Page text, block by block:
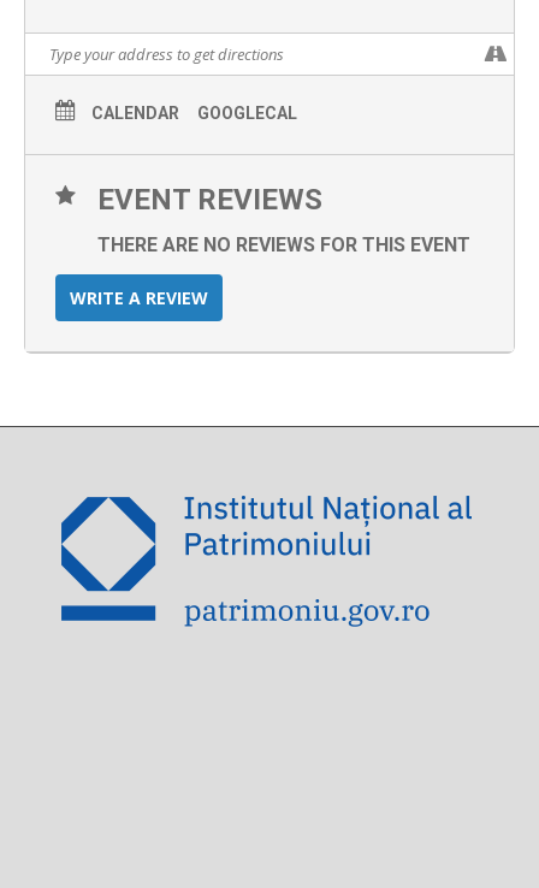
CALENDAR GOOGLECAL
EVENT REVIEWS
THERE ARE NO REVIEWS FOR THIS EVENT
WRITE A REVIEW